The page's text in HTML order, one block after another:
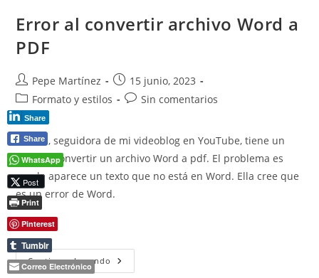
A4
Error al convertir archivo Word a
PDF
Autor
de
la
entrada:
Pepe Martínez
Publicación
de
15 junio, 2023
Categoría
de
la
entrada:
Formato y estilos
Comentarios
entrada:
Sin comentarios
Camila, seguidora de mi videoblog en YouTube, tiene un
error al convertir un archivo Word a pdf. El problema es
que le aparece un texto que no está en Word. Ella cree que
es un error de Word.
(más…)
Continuar Leyendo Error
Al
Share
Share
WhatsApp
Post
Print
Pinterest
Tumblr
Correo Electrónico